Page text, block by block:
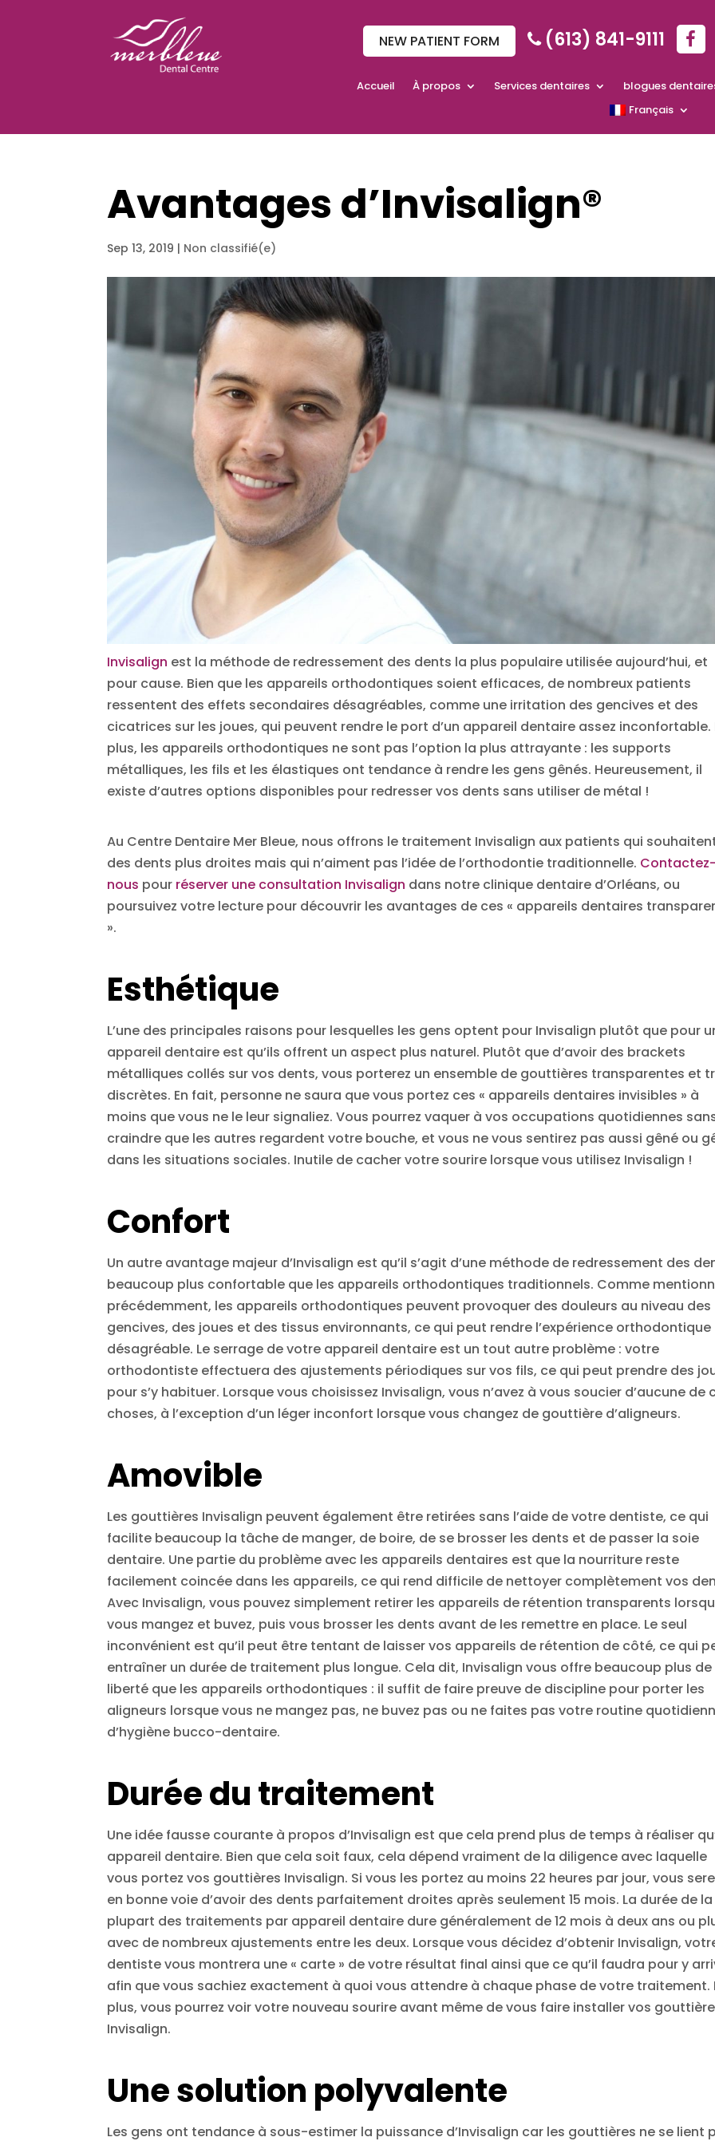
NEW PATIENT FORM (613) 841-9111
Accueil À propos Services dentaires blogues
Français
Avantages d’Invisalign®
Sep 13, 2019 | Non classifié(e)
Invisalign est la méthode de redressement des dents la plus populaire utilisée aujourd’hui, et
pour cause. Bien que les appareils orthodontiques soient efficaces, de nombreux patients
ressentent des effets secondaires désagréables, comme une irritation des gencives et des
cicatrices sur les joues, qui peuvent rendre le port d’un appareil dentaire assez inconfortable.
plus, les appareils orthodontiques ne sont pas l’option la plus attrayante : les supports
métalliques, les fils et les élastiques ont tendance à rendre les gens gênés. Heureusement, il
existe d’autres options disponibles pour redresser vos dents sans utiliser de métal !
Au Centre Dentaire Mer Bleue, nous offrons le traitement Invisalign aux patients qui
des dents plus droites mais qui n’aiment pas l’idée de l’orthodontie traditionnelle. Contactez-
nous pour réserver une consultation Invisalign dans notre clinique dentaire d’Orléans, ou
poursuivez votre lecture pour découvrir les avantages de ces « appareils dentaires
».
Esthétique
L’une des principales raisons pour lesquelles les gens optent pour Invisalign plutôt que pour
appareil dentaire est qu’ils offrent un aspect plus naturel. Plutôt que d’avoir des brackets
métalliques collés sur vos dents, vous porterez un ensemble de gouttières transparentes et
discrètes. En fait, personne ne saura que vous portez ces « appareils dentaires invisibles » à
moins que vous ne le leur signaliez. Vous pourrez vaquer à vos occupations quotidiennes
craindre que les autres regardent votre bouche, et vous ne vous sentirez pas aussi gêné ou
dans les situations sociales. Inutile de cacher votre sourire lorsque vous utilisez Invisalign !
Confort
Un autre avantage majeur d’Invisalign est qu’il s’agit d’une méthode de redressement des
beaucoup plus confortable que les appareils orthodontiques traditionnels. Comme
précédemment, les appareils orthodontiques peuvent provoquer des douleurs au niveau des
gencives, des joues et des tissus environnants, ce qui peut rendre l’expérience orthodontique
désagréable. Le serrage de votre appareil dentaire est un tout autre problème : votre
orthodontiste effectuera des ajustements périodiques sur vos fils, ce qui peut prendre des
pour s’y habituer. Lorsque vous choisissez Invisalign, vous n’avez à vous soucier d’aucune de
choses, à l’exception d’un léger inconfort lorsque vous changez de gouttière d’aligneurs.
Amovible
Les gouttières Invisalign peuvent également être retirées sans l’aide de votre dentiste, ce qui
facilite beaucoup la tâche de manger, de boire, de se brosser les dents et de passer la soie
dentaire. Une partie du problème avec les appareils dentaires est que la nourriture reste
facilement coincée dans les appareils, ce qui rend difficile de nettoyer complètement vos
Avec Invisalign, vous pouvez simplement retirer les appareils de rétention transparents
vous mangez et buvez, puis vous brosser les dents avant de les remettre en place. Le seul
inconvénient est qu’il peut être tentant de laisser vos appareils de rétention de côté, ce qui
entraîner un durée de traitement plus longue. Cela dit, Invisalign vous offre beaucoup plus de
liberté que les appareils orthodontiques : il suffit de faire preuve de discipline pour porter les
aligneurs lorsque vous ne mangez pas, ne buvez pas ou ne faites pas votre routine
d’hygiène bucco-dentaire.
Durée du traitement
Une idée fausse courante à propos d’Invisalign est que cela prend plus de temps à réaliser
appareil dentaire. Bien que cela soit faux, cela dépend vraiment de la diligence avec laquelle
vous portez vos gouttières Invisalign. Si vous les portez au moins 22 heures par jour, vous
en bonne voie d’avoir des dents parfaitement droites après seulement 15 mois. La durée de la
plupart des traitements par appareil dentaire dure généralement de 12 mois à deux ans ou
avec de nombreux ajustements entre les deux. Lorsque vous décidez d’obtenir Invisalign,
dentiste vous montrera une « carte » de votre résultat final ainsi que ce qu’il faudra pour y
afin que vous sachiez exactement à quoi vous attendre à chaque phase de votre traitement.
plus, vous pourrez voir votre nouveau sourire avant même de vous faire installer vos
Invisalign.
Une solution polyvalente
Les gens ont tendance à sous-estimer la puissance d’Invisalign car les gouttières ne se lient